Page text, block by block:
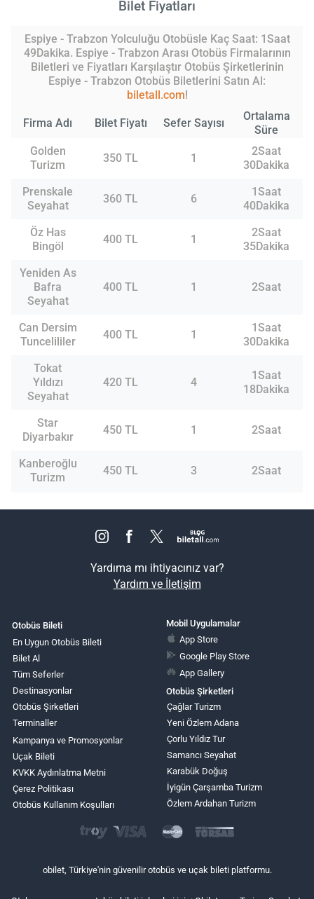
Bilet Fiyatları
Espiye - Trabzon Yolculuğu Otobüsle Kaç Saat: 1Saat
49Dakika. Espiye - Trabzon Arası Otobüs Firmalarının
Biletleri ve Fiyatları Karşılaştır Otobüs Şirketlerinin
Espiye - Trabzon Otobüs Biletlerini Satın Al:
biletall.com!
Firma Adı Bilet Fiyatı Sefer Sayısı
Ortalama
Süre
Golden
Turizm
350 TL 1
2Saat
30Dakika
Prenskale
Seyahat
360 TL 6
1Saat
40Dakika
Öz Has
Bingöl
400 TL 1
2Saat
35Dakika
Yeniden As
Bafra
Seyahat
400 TL 1 2Saat
Can Dersim
Tuncelililer
400 TL 1
1Saat
30Dakika
Tokat
Yıldızı
Seyahat
420 TL 4
1Saat
18Dakika
Star
Diyarbakır
450 TL 1 2Saat
Kanberoğlu
Turizm
450 TL 3 2Saat
Yardıma mı ihtiyacınız var?
Yardım ve İletişim
Otobüs Bileti
En Uygun Otobüs Bileti
Bilet Al
Tüm Seferler
Destinasyonlar
Otobüs Şirketleri
Terminaller
Kampanya ve Promosyonlar
Uçak Bileti
KVKK Aydınlatma Metni
Çerez Politikası
Otobüs Kullanım Koşulları
Mobil Uygulamalar
App Store
Google Play Store
App Gallery
Otobüs Şirketleri
Çağlar Turizm
Yeni Özlem Adana
Çorlu Yıldız Tur
Samancı Seyahat
Karabük Doğuş
İyigün Çarşamba Turizm
Özlem Ardahan Turizm
obilet, Türkiye'nin güvenilir otobüs ve uçak bileti platformu.